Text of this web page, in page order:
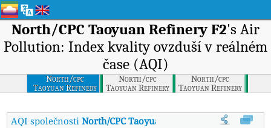
North/CPC Taoyuan Refinery F2's Air
Pollution: Index kvality ovzduší v reálném
čase (AQI)
North/cpc
Taoyuan Refinery
F2
North/cpc
Taoyuan Refinery
F3
North/cpc
Taoyuan Refinery
F1
AQI společnostiNorth/CPC Taoyuan Refinery F2 :Index kvality